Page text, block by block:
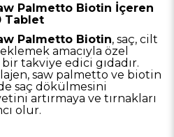
Palmetto Biotin İçeren
Tablet
Palmetto Biotin, saç, cilt
amacıyla özel
takviye edici gıdadır.
saw palmetto ve biotin
saç dökülmesini
artırmaya ve tırnakları
olur.